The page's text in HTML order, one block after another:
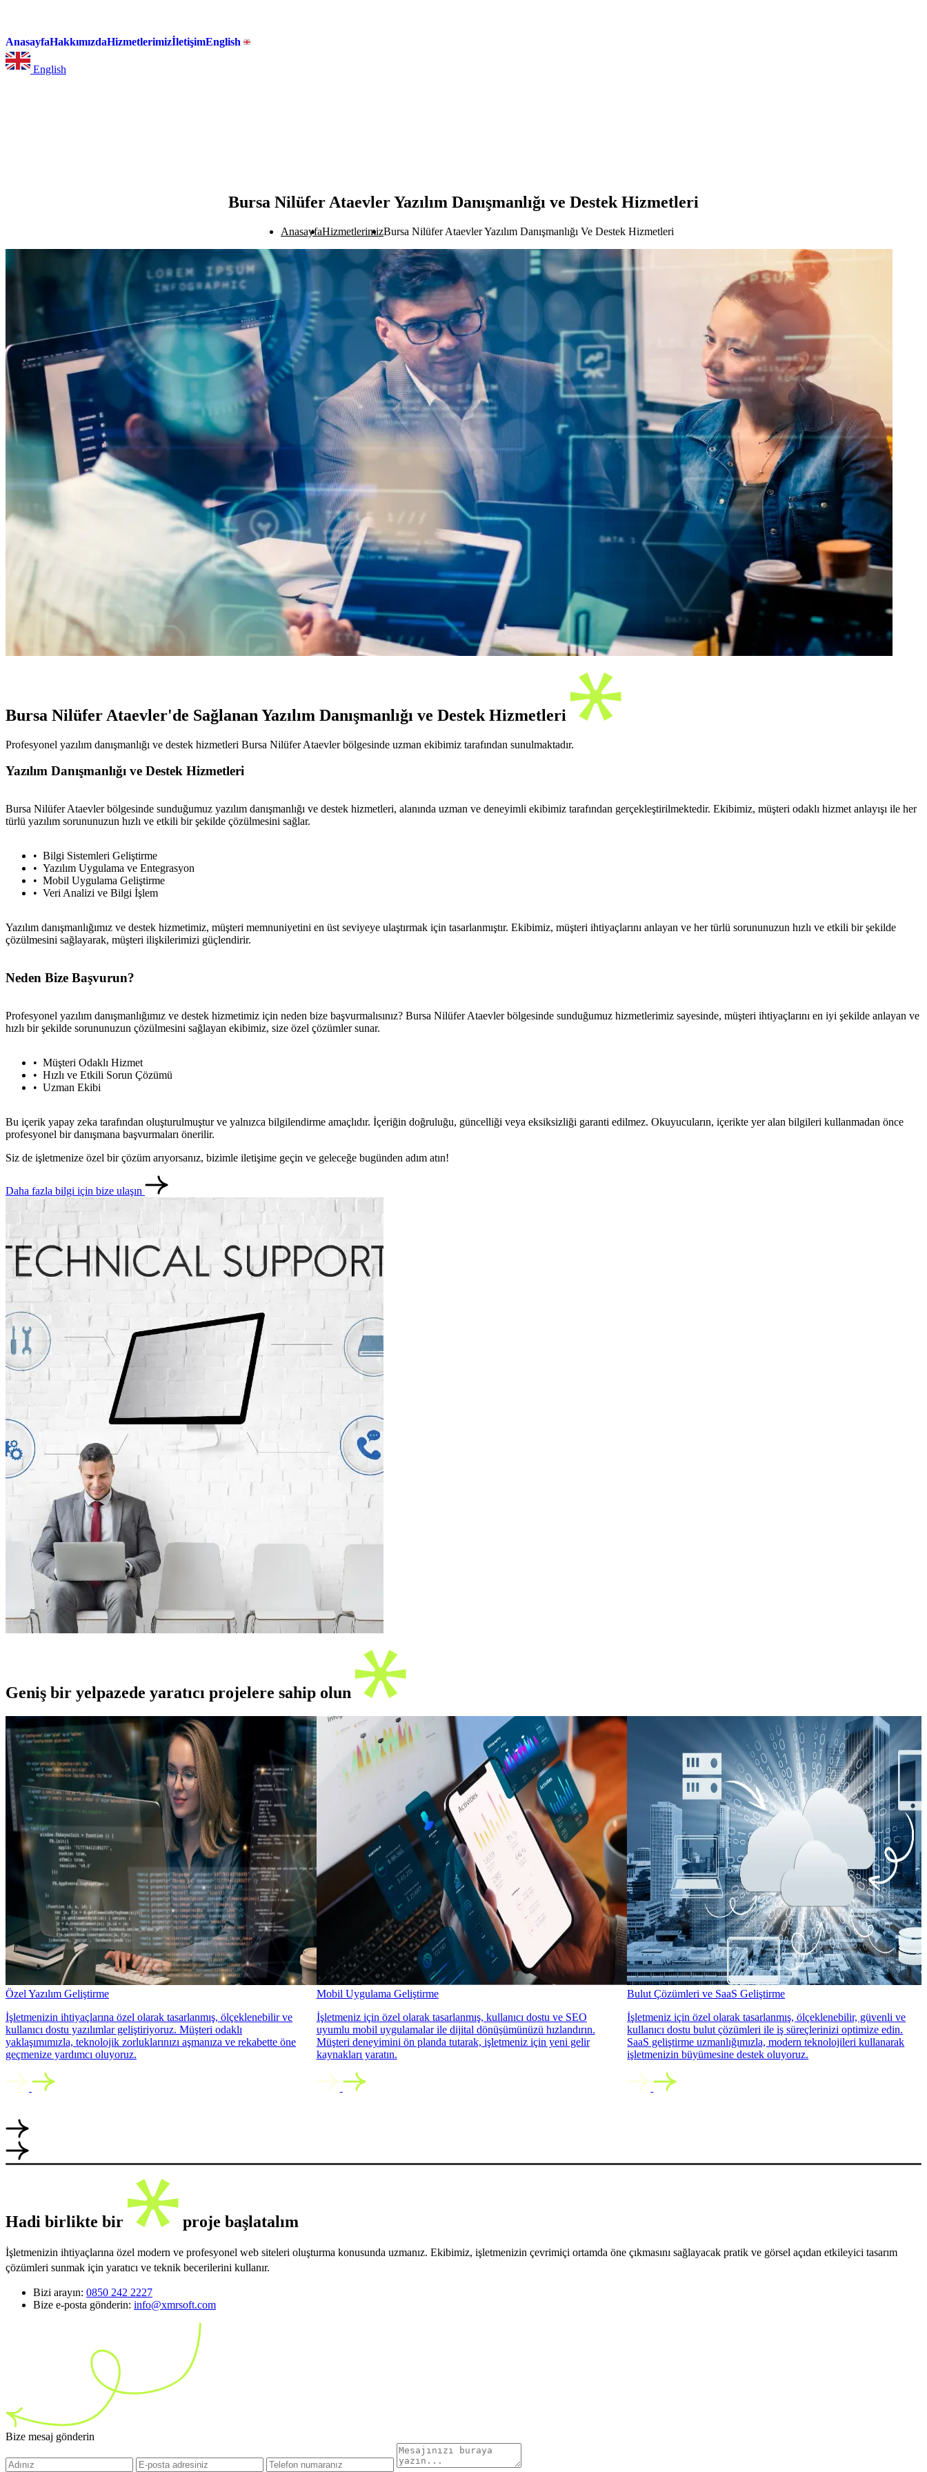
AnasayfaHakkımızdaHizmetlerimizİletişimEnglish
English
Bursa Nilüfer Ataevler Yazılım Danışmanlığı ve Destek Hizmetleri
AnasayfaHizmetlerimizBursa Nilüfer Ataevler Yazılım Danışmanlığı Ve Destek Hizmetleri
Bursa Nilüfer Ataevler'de Sağlanan Yazılım Danışmanlığı ve Destek Hizmetleri
Profesyonel yazılım danışmanlığı ve destek hizmetleri Bursa Nilüfer Ataevler bölgesinde uzman ekibimiz tarafından sunulmaktadır.
Yazılım Danışmanlığı ve Destek Hizmetleri
Bursa Nilüfer Ataevler bölgesinde sunduğumuz yazılım danışmanlığı ve destek hizmetleri, alanında uzman ve deneyimli ekibimiz tarafından gerçekleştirilmektedir. Ekibimiz, müşteri odaklı hizmet anlayışı ile her
türlü yazılım sorununuzun hızlı ve etkili bir şekilde çözülmesini sağlar.
Bilgi Sistemleri Geliştirme
Yazılım Uygulama ve Entegrasyon
Mobil Uygulama Geliştirme
Veri Analizi ve Bilgi İşlem
Yazılım danışmanlığımız ve destek hizmetimiz, müşteri memnuniyetini en üst seviyeye ulaştırmak için tasarlanmıştır. Ekibimiz, müşteri ihtiyaçlarını anlayan ve her türlü sorununuzun hızlı ve etkili bir şekilde
çözülmesini sağlayarak, müşteri ilişkilerimizi güçlendirir.
Neden Bize Başvurun?
Profesyonel yazılım danışmanlığımız ve destek hizmetimiz için neden bize başvurmalısınız? Bursa Nilüfer Ataevler bölgesinde sunduğumuz hizmetlerimiz sayesinde, müşteri ihtiyaçlarını en iyi şekilde anlayan ve
hızlı bir şekilde sorununuzun çözülmesini sağlayan ekibimiz, size özel çözümler sunar.
Müşteri Odaklı Hizmet
Hızlı ve Etkili Sorun Çözümü
Uzman Ekibi
Bu içerik yapay zeka tarafından oluşturulmuştur ve yalnızca bilgilendirme amaçlıdır. İçeriğin doğruluğu, güncelliği veya eksiksizliği garanti edilmez. Okuyucuların, içerikte yer alan bilgileri kullanmadan önce
profesyonel bir danışmana başvurmaları önerilir.
Siz de işletmenize özel bir çözüm arıyorsanız, bizimle iletişime geçin ve geleceğe bugünden adım atın!
Daha fazla bilgi için bize ulaşın
Geniş bir yelpazede yaratıcı projelere sahip olun
Özel Yazılım Geliştirme
İşletmenizin ihtiyaçlarına özel olarak tasarlanmış, ölçeklenebilir ve
kullanıcı dostu yazılımlar geliştiriyoruz. Müşteri odaklı
yaklaşımımızla, teknolojik zorluklarınızı aşmanıza ve rekabette öne
geçmenize yardımcı oluyoruz.
Mobil Uygulama Geliştirme
İşletmeniz için özel olarak tasarlanmış, kullanıcı dostu ve SEO
uyumlu mobil uygulamalar ile dijital dönüşümünüzü hızlandırın.
Müşteri deneyimini ön planda tutarak, işletmeniz için yeni gelir
kaynakları yaratın.
Bulut Çözümleri ve SaaS Geliştirme
İşletmeniz için özel olarak tasarlanmış, ölçeklenebilir, güvenli ve
kullanıcı dostu bulut çözümleri ile iş süreçlerinizi optimize edin.
SaaS geliştirme uzmanlığımızla, modern teknolojileri kullanarak
işletmenizin büyümesine destek oluyoruz.
Hadi birlikte bir proje başlatalım
İşletmenizin ihtiyaçlarına özel modern ve profesyonel web siteleri oluşturma konusunda uzmanız. Ekibimiz, işletmenizin çevrimiçi ortamda öne çıkmasını sağlayacak pratik ve görsel açıdan etkileyici tasarım
çözümleri sunmak için yaratıcı ve teknik becerilerini kullanır.
Bizi arayın: 0850 242 2227
Bize e-posta gönderin: info@xmrsoft.com
Bize mesaj gönderin